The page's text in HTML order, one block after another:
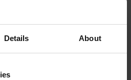
Details About
colectăm și cercetăm
în arhitectură unde au